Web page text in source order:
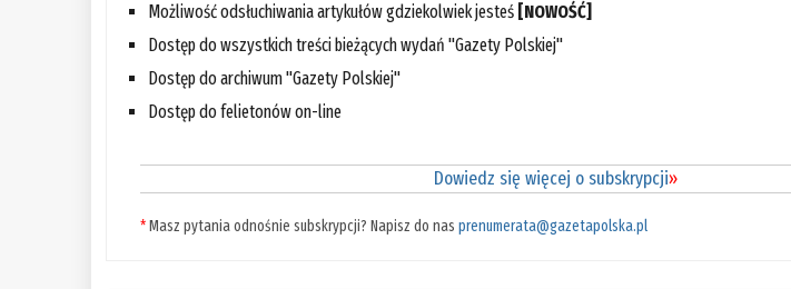
Możliwość odsłuchiwania artykułów gdziekolwiek jesteś [NOWOŚĆ]
Dostęp do wszystkich treści bieżących wydań "Gazety Polskiej"
Dostęp do archiwum "Gazety Polskiej"
Dostęp do felietonów on-line
Dowiedz się więcej o subskrypcji»
*Masz pytania odnośnie subskrypcji? Napisz do nasprenumerata@gazetapolska.pl